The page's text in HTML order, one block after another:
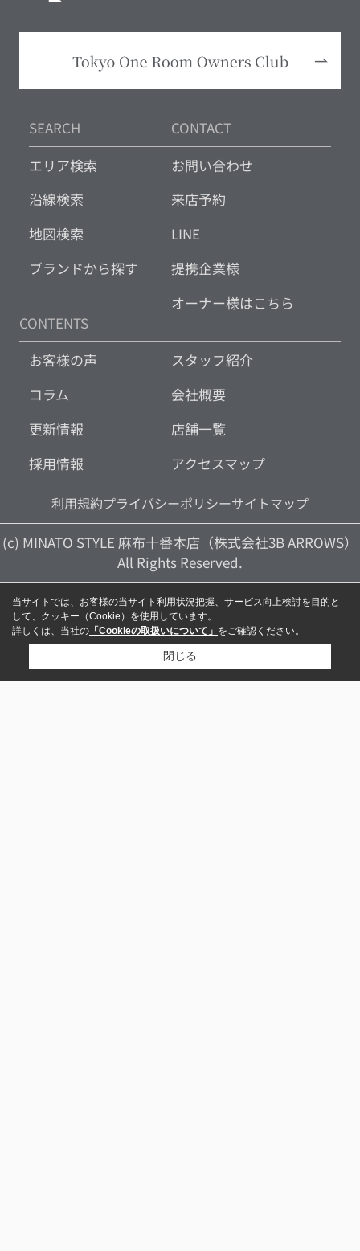
SEARCH
エリア検索
沿線検索
地図検索
ブランドから探す
CONTACT
お問い合わせ
来店予約
LINE
提携企業様
オーナー様はこちら
CONTENTS
お客様の声
コラム
更新情報
採用情報
スタッフ紹介
会社概要
店舗一覧
アクセスマップ
利用規約プライバシーポリシーサイトマップ
(c) MINATO STYLE 麻布十番本店（株式会社3B ARROWS）
All Rights Reserved.
当サイトでは、お客様の当サイト利用状況把握、サービス向上検討を目的と
して、クッキー（Cookie）を使用しています。
詳しくは、当社の 「Cookieの取扱いについて」 をご確認ください。
閉じる